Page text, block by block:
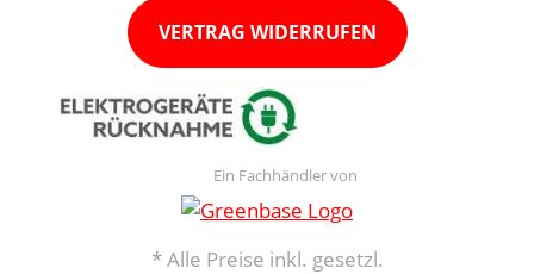
VERTRAG WIDERRUFEN
Ein Fachhändler von
* Alle Preise inkl. gesetzl.